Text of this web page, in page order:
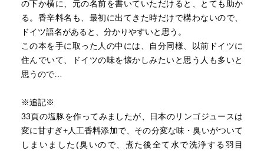
の下か横に、元の名前を書いていただけると、とても助か
る。香辛料名も、最初に出てきた時だけで構わないので、
ドイツ語名があると、分かりやすいと思う。
この本を手に取った人の中には、自分同様、以前ドイツに
住んでいて、ドイツの味を懐かしみたいと思う人も多いと
思うので…
※追記※
33頁の塩豚を作ってみましたが、日本のリンゴジュースは
変に甘すぎ+人工香料添加で、その分変な味・臭いがついて
しまいました(臭いので、煮た後全て水で洗浄する羽目